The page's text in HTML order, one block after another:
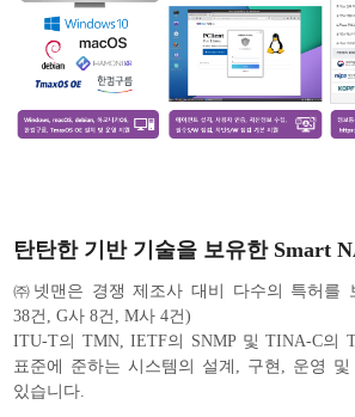
탄탄한 기반 기술을 보유한 Smart
㈜넷맨은 경쟁 제조사 대비 다수의 특허를
38건, G사 8건, M사 4건)
ITU-T의 TMN, IETF의 SNMP 및 TINA-C의
표준에 준하는 시스템의 설계, 구현, 운영
있습니다.